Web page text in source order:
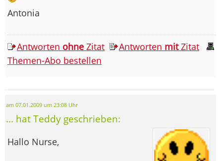
Antonia
Antworten ohne Zitat Antworten mitZitat
Themen-Abo bestellen
am 07.01.2009 um 23:08 Uhr
... hat Teddy geschrieben:
Hallo Nurse,